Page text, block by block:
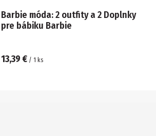
Barbie móda: 2 outfity a 2 Doplnky
pre bábiku Barbie
13,39 € / 1 ks